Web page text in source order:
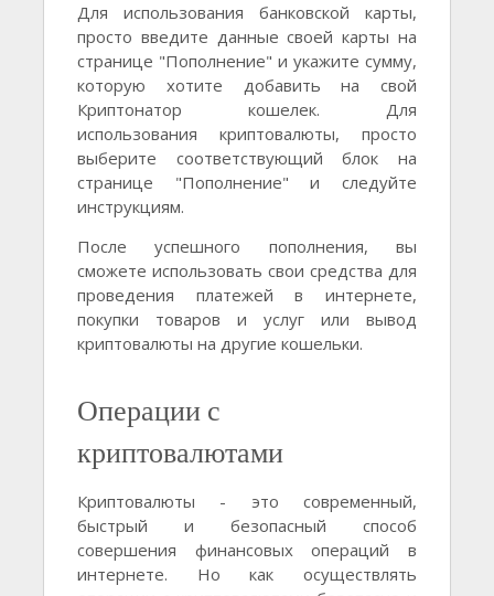
Для использования банковской карты,
просто введите данные своей карты на
странице "Пополнение" и укажите сумму,
которую хотите добавить на свой
Криптонатор кошелек. Для
использования криптовалюты, просто
выберите соответствующий блок на
странице "Пополнение" и следуйте
инструкциям.
После успешного пополнения, вы
сможете использовать свои средства для
проведения платежей в интернете,
покупки товаров и услуг или вывод
криптовалюты на другие кошельки.
Операции с
криптовалютами
Криптовалюты - это современный,
быстрый и безопасный способ
совершения финансовых операций в
интернете. Но как осуществлять